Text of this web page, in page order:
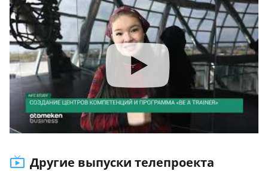
Другие выпуски телепроекта